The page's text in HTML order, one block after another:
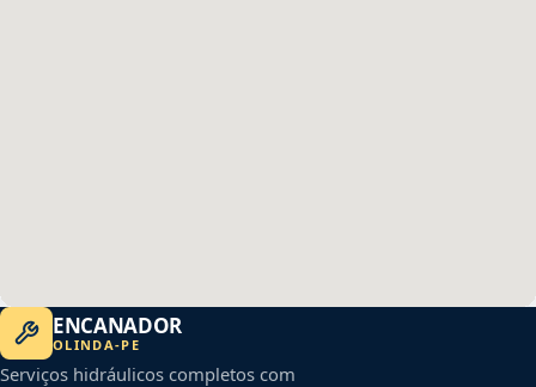
ENCANADOR
OLINDA-PE
Serviços hidráulicos completos com